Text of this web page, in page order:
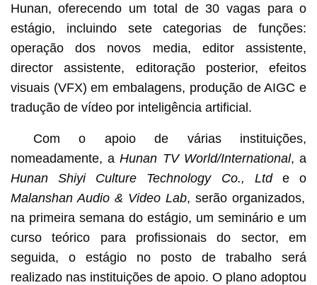
Hunan, oferecendo um total de 30 vagas para o
estágio, incluindo sete categorias de funções:
operação dos novos media, editor assistente,
director assistente, editoração posterior, efeitos
visuais (VFX) em embalagens, produção de AIGC e
tradução de vídeo por inteligência artificial.
Com o apoio de várias instituições,
nomeadamente, aHunan TV World/International, a
Hunan Shiyi Culture Technology Co., Ltde o
Malanshan Audio & Video Lab, serão organizados,
na primeira semana do estágio, um seminário e um
curso teórico para profissionais do sector, em
seguida, o estágio no posto de trabalho será
realizado nas instituições de apoio. O plano adoptou